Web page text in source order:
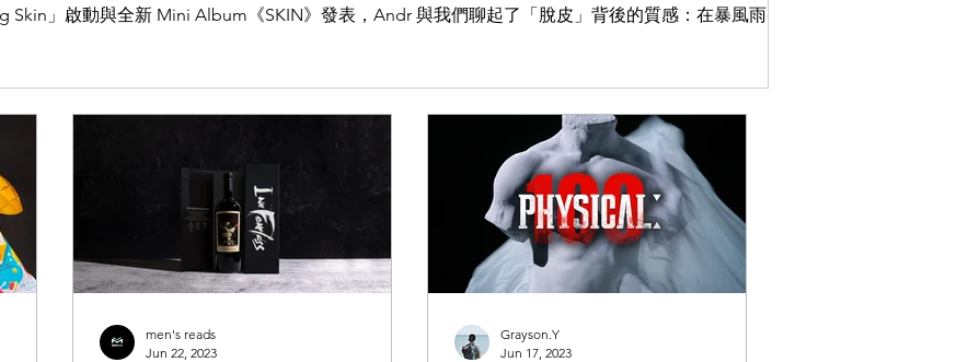
Skin」啟動與全新 Mini Album《SKIN》發表，Andr 與我們聊起了「脫皮」背後的質感：在暴風雨來
具生活感與畫面感。過去這一年，她的足跡跨越了各種規模的舞台，既有像 Clockenflap 這樣氣勢磅
歌迷面對面分享音樂點滴的小型 Livehouse。在她眼裏，不論舞台大小
men's reads
Jun 22, 2023
Grayson.Y
Jun 17, 2023